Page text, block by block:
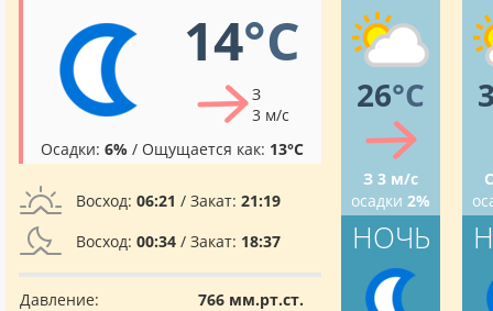
14°C
З
3 м/с
Осадки: 6% / Ощущается как: 13°C
Восход: 06:21 / Закат: 21:19
Восход: 00:34 / Закат: 18:37
Давление:
766 мм.рт.ст.
26°C
З 3 м/с
осадки 2%
НОЧЬ